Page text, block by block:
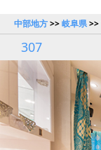
中部地方>>岐阜県>>
307